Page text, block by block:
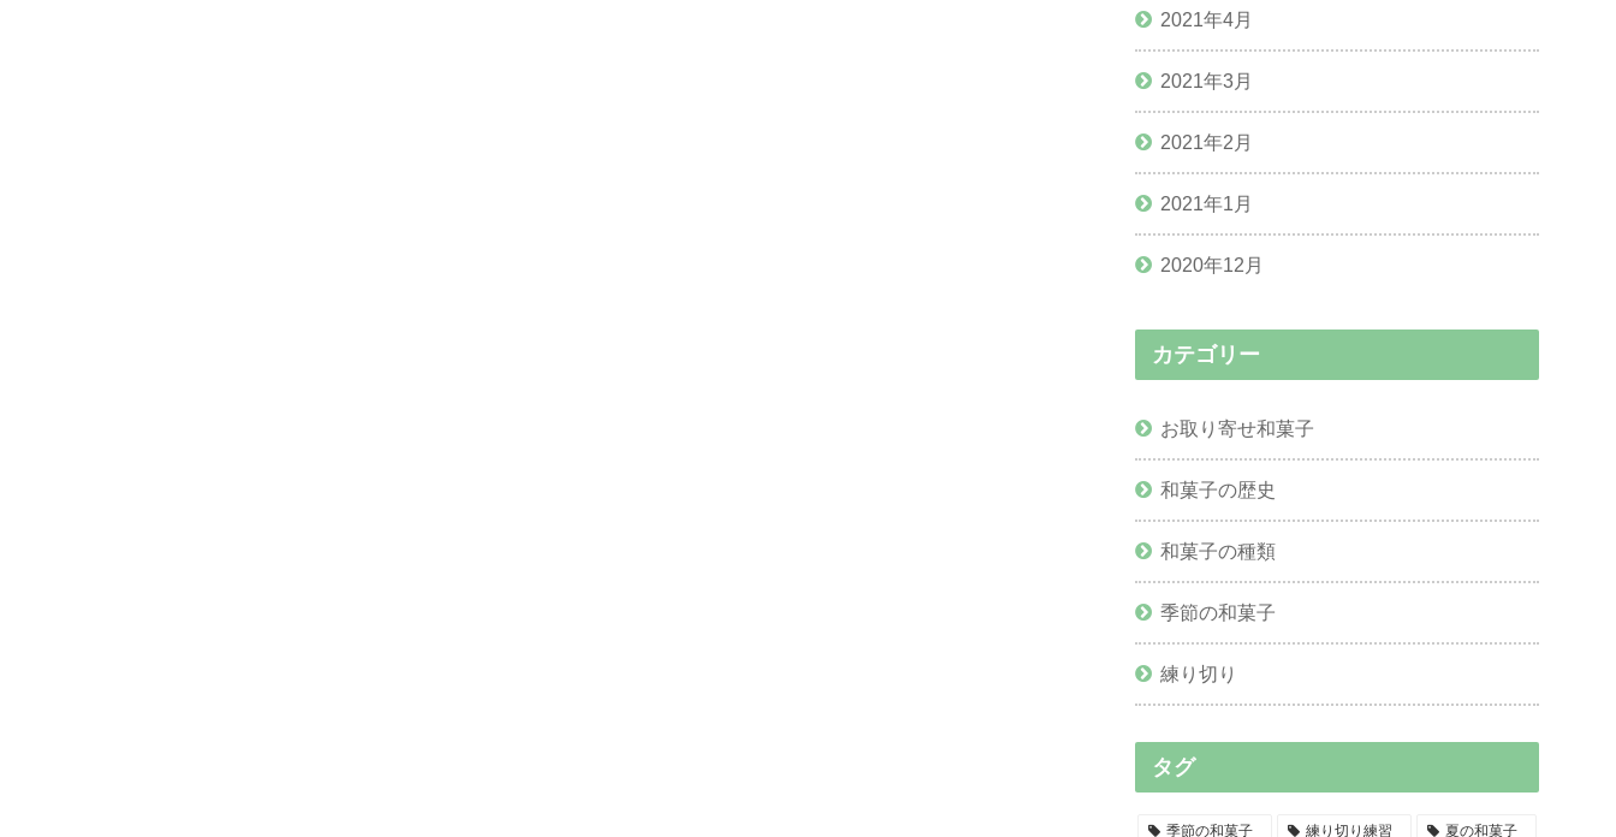
2021年4月
2021年3月
2021年2月
2021年1月
2020年12月
カテゴリー
お取り寄せ和菓子
和菓子の歴史
和菓子の種類
季節の和菓子
練り切り
タグ
季節の和菓子 練り切り練習 夏の和菓子